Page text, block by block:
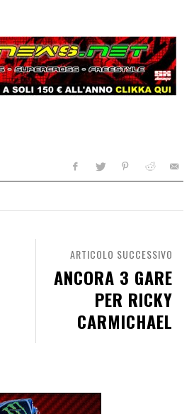
ARTICOLO SUCCESSIVO
ANCORA 3 GARE
PER RICKY
CARMICHAEL